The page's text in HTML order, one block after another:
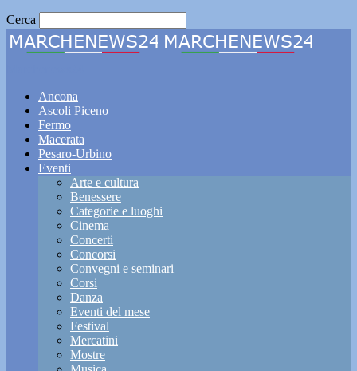
Cerca
Ancona
Ascoli Piceno
Fermo
Macerata
Pesaro-Urbino
Eventi
Arte e cultura
Benessere
Categorie e luoghi
Cinema
Concerti
Concorsi
Convegni e seminari
Corsi
Danza
Eventi del mese
Festival
Mercatini
Mostre